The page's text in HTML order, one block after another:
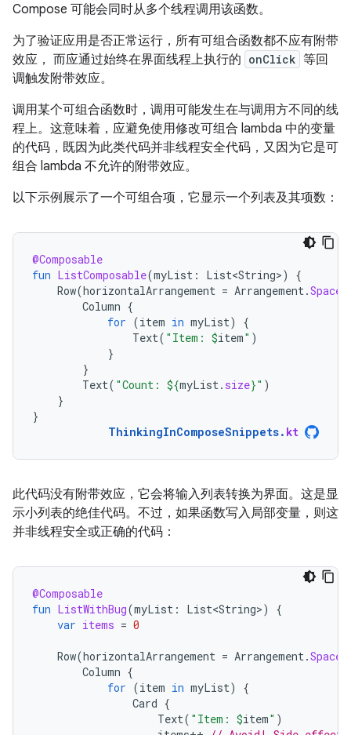
Compose 可能会同时从多个线程调用该函数。
为了验证应用是否正常运行，所有可组合函数都不应有附带
效应， 而应通过始终在界面线程上执行的 onClick 等回
调触发附带效应。
调用某个可组合函数时，调用可能发生在与调用方不同的线
程上。这意味着，应避免使用修改可组合 lambda 中的变量
的代码，既因为此类代码并非线程安全代码，又因为它是可
组合 lambda 不允许的附带效应。
以下示例展示了一个可组合项，它显示一个列表及其项数：
@Composable
fun ListComposable(myList : List<String>)
{
Row(horizontalArrangement = Arrangement.
Column {
for (item in myList)
{
Text( "Item: $item" )
}
}
Text( "Count: ${myList. size}" )
}
}
ThinkingInComposeSnippets. kt
此代码没有附带效应，它会将输入列表转换为界面。这是显
示小列表的绝佳代码。不过，如果函数写入局部变量，则这
并非线程安全或正确的代码：
@Composable
fun ListWithBug(myList : List<String>)
{
var items = 0
Row(horizontalArrangement = Arrangement.
Column {
for (item in myList)
{
Card {
Text( "Item: $item" )